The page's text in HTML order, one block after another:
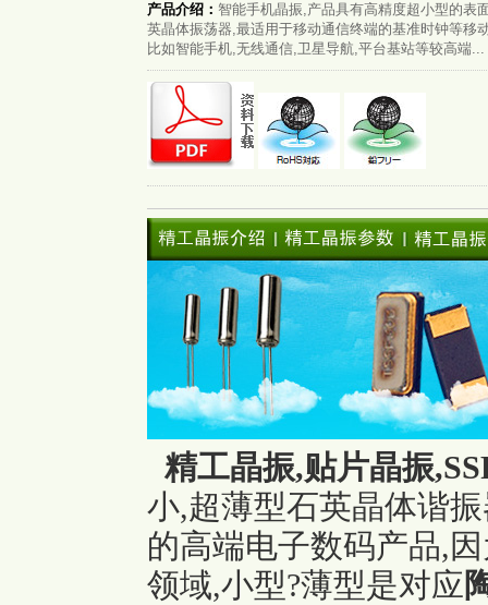
产品介绍： 智能手机晶振,产品具有高精度超小型的表
英晶体振荡器,最适用于移动通信终端的基准时钟等移
比如智能手机,无线通信,卫星导航,平台基站等较高端...
精工晶振,贴片晶振
小,超薄型石英晶体谐
的高端电子数码产品,
领域,小型?薄型是对应